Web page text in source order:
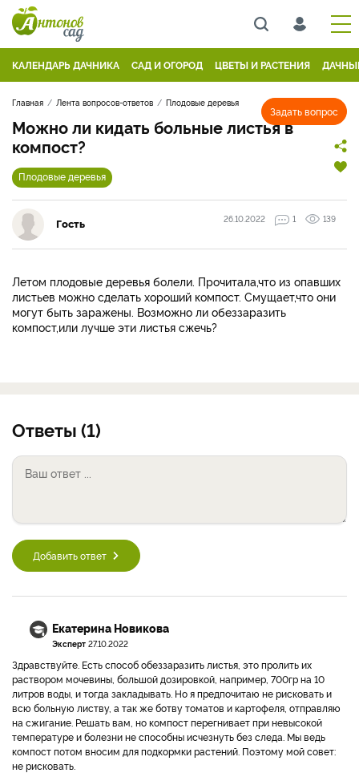
КАЛЕНДАРЬ ДАЧНИКА САД И ОГОРОД ЦВЕТЫ И РАСТЕНИЯ
Задать вопрос
Главная Лента вопросов-ответов Плодовые деревья
Можно ли кидать больные листья в
компост?
Плодовые деревья
Гость 26.10.2022 1 139
Летом плодовые деревья болели. Прочитала,что из опавших
листьев можно сделать хороший компост. Смущает,что они
могут быть заражены. Возможно ли обеззаразить
компост,или лучше эти листья сжечь?
Ответы (1)
Добавить ответ
Екатерина Новикова
Эксперт 27.10.2022
Здравствуйте. Есть способ обеззаразить листья, это пролить их
раствором мочевины, большой дозировкой, например, 700гр на 10
литров воды, и тогда закладывать. Но я предпочитаю не рисковать и
всю больную листву, а так же ботву томатов и картофеля, отправляю
на сжигание. Решать вам, но компост перегнивает при невысокой
температуре и болезни не способны исчезнуть без следа. Мы ведь
компост потом вносим для подкормки растений. Поэтому мой совет:
не рисковать.